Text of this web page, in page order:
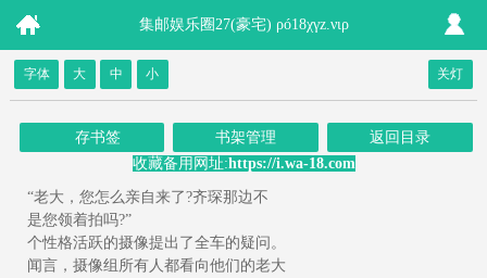
集邮娱乐圈27(豪宅) ρó18χγz.νιρ
字体 大 中 小 关灯
存书签 书架管理
返回目录
收藏备用网址:https://i.wa-18.com
“老大，您怎么亲自来了?齐琛那边不
是您领着拍吗?”
个性格活跃的摄像提出了全车的疑问。
闻言，摄像组所有人都看向他们的老大